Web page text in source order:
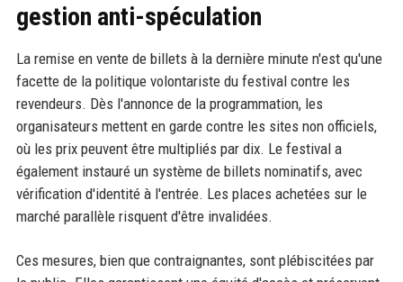
gestion anti-spéculation
La remise en vente de billets à la dernière minute n'est qu'une
facette de la politique volontariste du festival contre les
revendeurs. Dès l'annonce de la programmation, les
organisateurs mettent en garde contre les sites non officiels,
où les prix peuvent être multipliés par dix. Le festival a
également instauré un système de billets nominatifs, avec
vérification d'identité à l'entrée. Les places achetées sur le
marché parallèle risquent d'être invalidées.
Ces mesures, bien que contraignantes, sont plébiscitées par